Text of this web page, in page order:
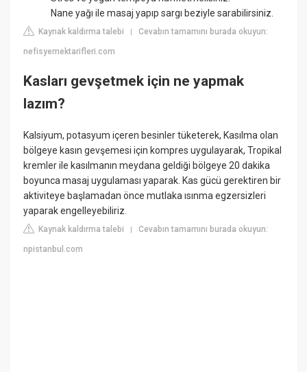
Nane yağı ile masaj yapıp sargı beziyle sarabilirsiniz.
Kaynak kaldırma talebi |Cevabın tamamını burada okuyun:
nefisyemektarifleri.com
Kasları gevşetmek için ne yapmak
lazım?
Kalsiyum, potasyum içeren besinler tüketerek, Kasılma olan
bölgeye kasın gevşemesi için kompres uygulayarak, Tropikal
kremler ile kasılmanın meydana geldiği bölgeye 20 dakika
boyunca masaj uygulaması yaparak. Kas gücü gerektiren bir
aktiviteye başlamadan önce mutlaka ısınma egzersizleri
yaparak engelleyebiliriz.
Kaynak kaldırma talebi |Cevabın tamamını burada okuyun:
npistanbul.com